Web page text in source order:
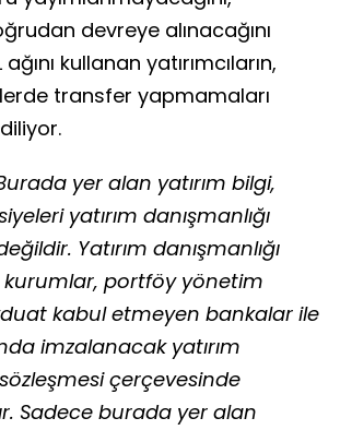
devreye alınacağını
kullanan yatırımcıların,
transfer yapmamaları
yer alan yatırım bilgi,
yatırım danışmanlığı
Yatırım danışmanlığı
kurumlar, portföy yönetim
kabul etmeyen bankalar ile
imzalanacak yatırım
sözleşmesi çerçevesinde
Sadece burada yer alan